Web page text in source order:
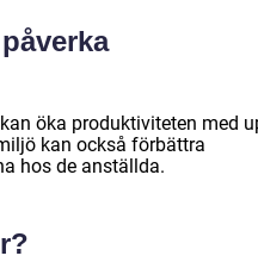
öka produktiviteten med
kan också förbättra
hos de anställda.